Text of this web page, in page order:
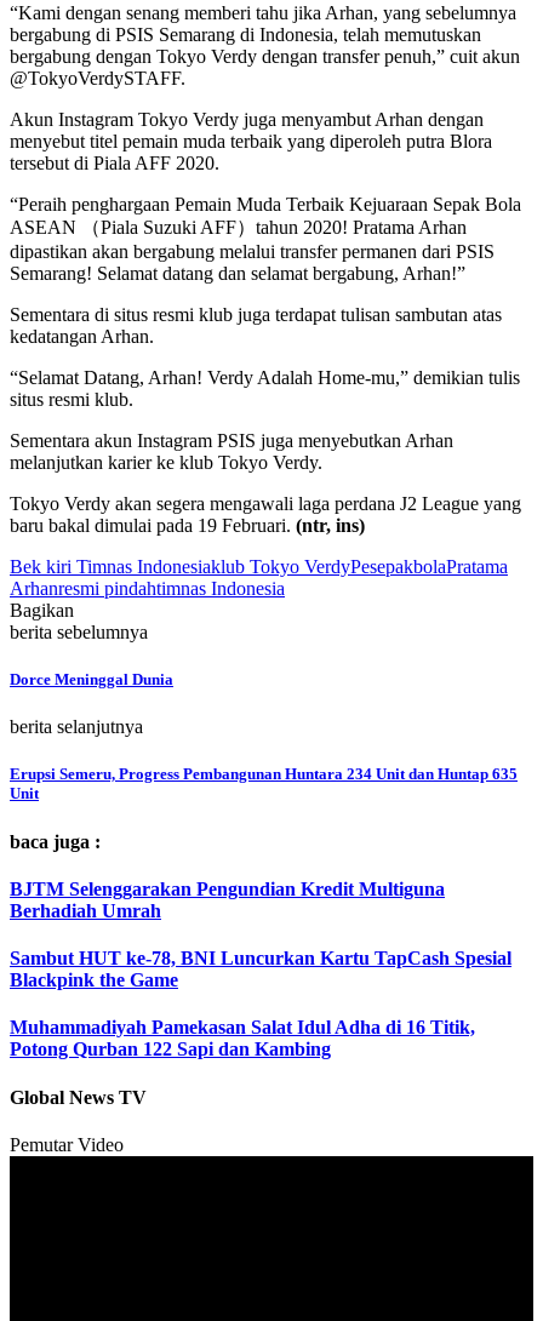
“Kami dengan senang memberi tahu jika Arhan, yang sebelumnya
bergabung di PSIS Semarang di Indonesia, telah memutuskan
bergabung dengan Tokyo Verdy dengan transfer penuh,” cuit akun
@TokyoVerdySTAFF.
Akun Instagram Tokyo Verdy juga menyambut Arhan dengan
menyebut titel pemain muda terbaik yang diperoleh putra Blora
tersebut di Piala AFF 2020.
“Peraih penghargaan Pemain Muda Terbaik Kejuaraan Sepak Bola
ASEAN （Piala Suzuki AFF）tahun 2020! Pratama Arhan
dipastikan akan bergabung melalui transfer permanen dari PSIS
Semarang! Selamat datang dan selamat bergabung, Arhan!”
Sementara di situs resmi klub juga terdapat tulisan sambutan atas
kedatangan Arhan.
“Selamat Datang, Arhan! Verdy Adalah Home-mu,” demikian tulis
situs resmi klub.
Sementara akun Instagram PSIS juga menyebutkan Arhan
melanjutkan karier ke klub Tokyo Verdy.
Tokyo Verdy akan segera mengawali laga perdana J2 League yang
baru bakal dimulai pada 19 Februari. (ntr, ins)
Bek kiri Timnas Indonesiaklub Tokyo VerdyPesepakbolaPratama
Arhanresmi pindahtimnas Indonesia
Bagikan
berita sebelumnya
Dorce Meninggal Dunia
berita selanjutnya
Erupsi Semeru, Progress Pembangunan Huntara 234 Unit dan Huntap 635
Unit
baca juga :
BJTM Selenggarakan Pengundian Kredit Multiguna
Berhadiah Umrah
Sambut HUT ke-78, BNI Luncurkan Kartu TapCash Spesial
Blackpink the Game
Muhammadiyah Pamekasan Salat Idul Adha di 16 Titik,
Potong Qurban 122 Sapi dan Kambing
Global News TV
Pemutar Video